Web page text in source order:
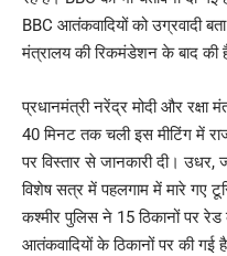
BBC आतंकवादियों को उग्रवादी
मंत्रालय की रिकमंडेशन के बाद की
प्रधानमंत्री नरेंद्र मोदी और रक्षा
40 मिनट तक चली इस मीटिंग में
पर विस्तार से जानकारी दी।
विशेष सत्र में पहलगाम में मारे गए
कश्मीर पुलिस ने 15 ठिकानों पर
आतंकवादियों के ठिकानों पर की